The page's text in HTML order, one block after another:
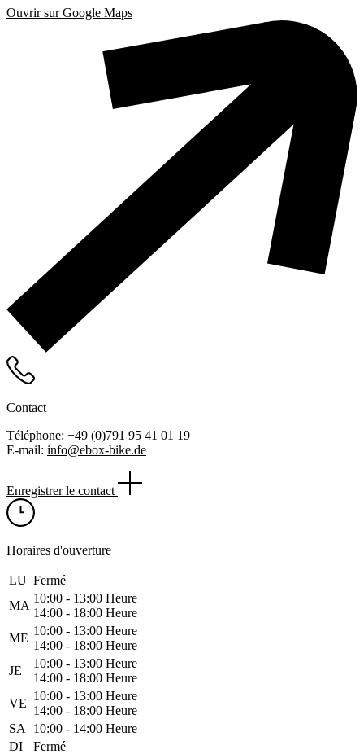
Ouvrir sur Google Maps
Contact
Téléphone: +49 (0)791 95 41 01 19
E-mail: info@ebox-bike.de
Enregistrer le contact
Horaires d'ouverture
LU Fermé
MA
10:00 ‑ 13:00 Heure
14:00 ‑ 18:00 Heure
ME
10:00 ‑ 13:00 Heure
14:00 ‑ 18:00 Heure
JE
10:00 ‑ 13:00 Heure
14:00 ‑ 18:00 Heure
VE
10:00 ‑ 13:00 Heure
14:00 ‑ 18:00 Heure
SA
10:00 ‑ 14:00 Heure
DI
Fermé